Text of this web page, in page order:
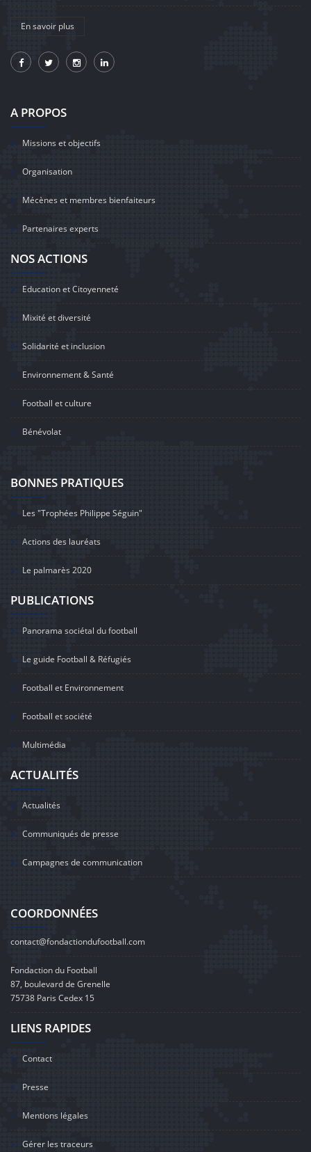
En savoir plus
A PROPOS
Missions et objectifs
Organisation
Mécènes et membres bienfaiteurs
Partenaires experts
NOS ACTIONS
Education et Citoyenneté
Mixité et diversité
Solidarité et inclusion
Environnement & Santé
Football et culture
Bénévolat
BONNES PRATIQUES
Les "Trophées Philippe Séguin"
Actions des lauréats
Le palmarès 2020
PUBLICATIONS
Panorama sociétal du football
Le guide Football & Réfugiés
Football et Environnement
Football et société
Multimédia
ACTUALITÉS
Actualités
Communiqués de presse
Campagnes de communication
COORDONNÉES
contact@fondactiondufootball.com
Fondaction du Football
87, boulevard de Grenelle
75738 Paris Cedex 15
LIENS RAPIDES
Contact
Presse
Mentions légales
Gérer les traceurs